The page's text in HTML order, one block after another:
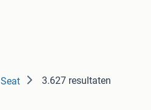
Seat 3.627 resultaten